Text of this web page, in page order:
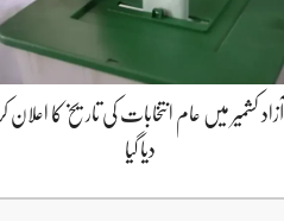
آزاد کشمیر میں عام انتخابات کی تاریخ کا اعلان کر
دیا گیا